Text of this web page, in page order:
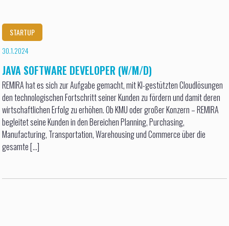
STARTUP
30.1.2024
JAVA SOFTWARE DEVELOPER (W/M/D)
REMIRA hat es sich zur Aufgabe gemacht, mit KI-gestützten Cloudlösungen
den technologischen Fortschritt seiner Kunden zu fördern und damit deren
wirtschaftlichen Erfolg zu erhöhen. Ob KMU oder großer Konzern – REMIRA
begleitet seine Kunden in den Bereichen Planning, Purchasing,
Manufacturing, Transportation, Warehousing und Commerce über die
gesamte [...]